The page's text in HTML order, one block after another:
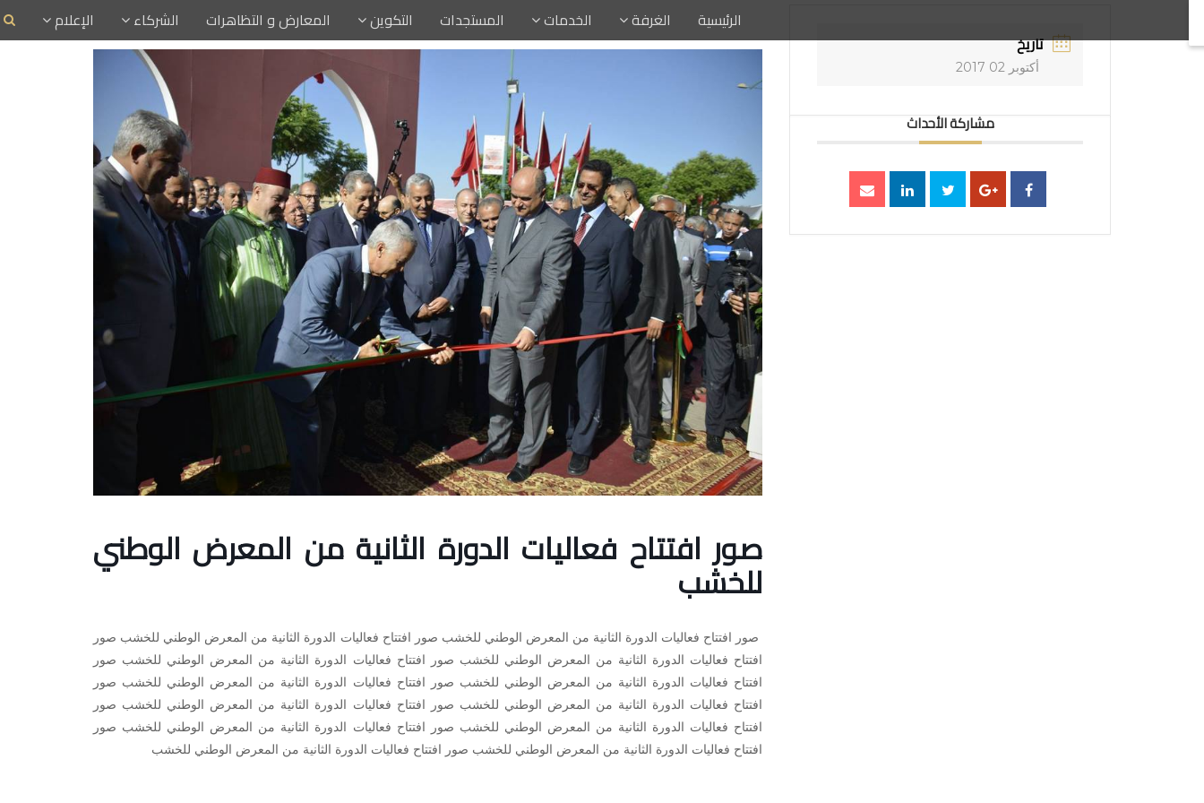
الرئيسية الغرفة الخدمات المستجدات التكوين المعارض و التظاهرات الشركاء الإعلام
صور افتتاح فعاليات الدورة الثانية من المعرض الوطني
للخشب
صور افتتاح فعاليات الدورة الثانية من المعرض الوطني للخشب صور افتتاح فعاليات الدورة الثانية من المعرض الوطني للخشب صور
افتتاح فعاليات الدورة الثانية من المعرض الوطني للخشب صور افتتاح فعاليات الدورة الثانية من المعرض الوطني للخشب صور
افتتاح فعاليات الدورة الثانية من المعرض الوطني للخشب صور افتتاح فعاليات الدورة الثانية من المعرض الوطني للخشب صور
افتتاح فعاليات الدورة الثانية من المعرض الوطني للخشب صور افتتاح فعاليات الدورة الثانية من المعرض الوطني للخشب صور
افتتاح فعاليات الدورة الثانية من المعرض الوطني للخشب صور افتتاح فعاليات الدورة الثانية من المعرض الوطني للخشب صور
افتتاح فعاليات الدورة الثانية من المعرض الوطني للخشب صور افتتاح فعاليات الدورة الثانية من المعرض الوطني للخشب
تاريخ
أكتوبر 02 2017
مشاركة الأحداث